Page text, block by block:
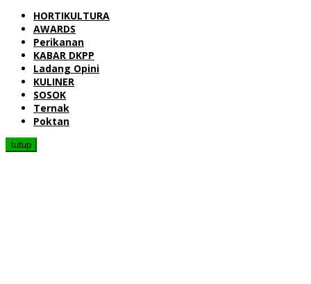
HORTIKULTURA
AWARDS
Perikanan
KABAR DKPP
Ladang Opini
KULINER
SOSOK
Ternak
Poktan
tutup